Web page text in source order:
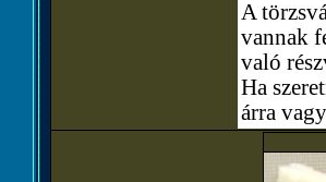
A
vannak
való
Ha
árra